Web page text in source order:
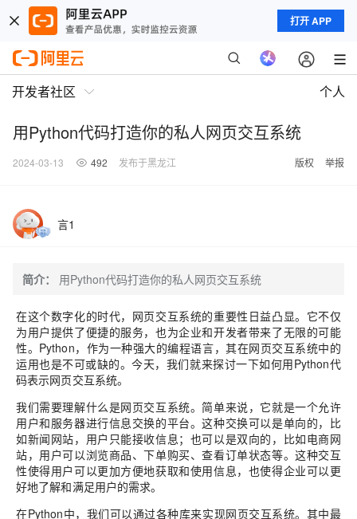
打开 APP
开发者社区 个人
用Python代码打造你的私人网页交互系统
2024-03-13 492 发布于黑龙江 版权 举报
言1
简介： 用Python代码打造你的私人网页交互系统
在这个数字化的时代，网页交互系统的重要性日益凸显。它不仅
为用户提供了便捷的服务，也为企业和开发者带来了无限的可能
性。Python，作为一种强大的编程语言，其在网页交互系统中的
运用也是不可或缺的。今天，我们就来探讨一下如何用Python代
码表示网页交互系统。
我们需要理解什么是网页交互系统。简单来说，它就是一个允许
用户和服务器进行信息交换的平台。这种交换可以是单向的，比
如新闻网站，用户只能接收信息；也可以是双向的，比如电商网
站，用户可以浏览商品、下单购买、查看订单状态等。这种交互
性使得用户可以更加方便地获取和使用信息，也使得企业可以更
好地了解和满足用户的需求。
在Python中，我们可以通过各种库来实现网页交互系统。其中最